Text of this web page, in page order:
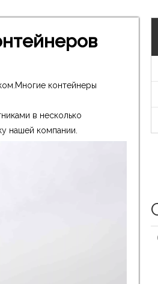
контейнеры
в несколько
нашей компании.